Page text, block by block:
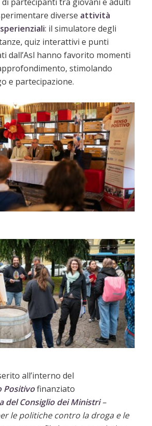
partecipanti tra giovani e adulti
diverse attività
: il simulatore degli
quiz interattivi e punti
dall’Asl hanno favorito momenti
stimolando
e partecipazione.
all’interno del
Positivofinanziato
del Consiglio dei Ministri–
le politiche contro la droga e le